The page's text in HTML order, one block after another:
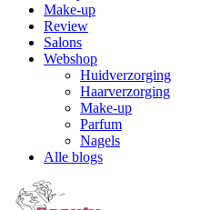
Make-up
Review
Salons
Webshop
Huidverzorging
Haarverzorging
Make-up
Parfum
Nagels
Alle blogs